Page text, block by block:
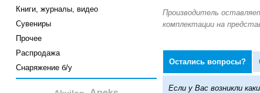
Книги, журналы, видео
Сувениры
Прочее
Распродажа
Снаряжение б/у
Остались вопросы?
Если у Вас возникли